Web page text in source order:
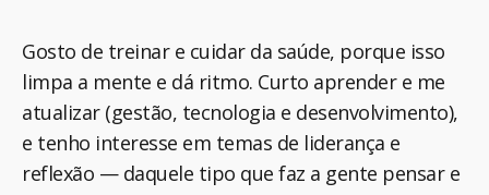
Gosto de treinar e cuidar da saúde, porque isso
limpa a mente e dá ritmo. Curto aprender e me
atualizar (gestão, tecnologia e desenvolvimento),
e tenho interesse em temas de liderança e
reflexão — daquele tipo que faz a gente pensar e